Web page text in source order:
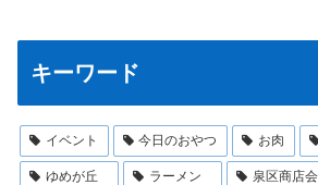
キーワード
イベント 今日のおやつ お肉
ゆめが丘 ラーメン 泉区商店会